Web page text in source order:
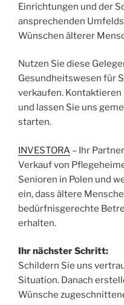
Einrichtungen und der
ansprechenden
Wünschen älterer
Nutzen Sie diese
Gesundheitswesen für
verkaufen. Kontaktieren
und lassen Sie uns
starten.
INVESTORA – Ihr
Verkauf von
Senioren in Polen und
ein, dass ältere
bedürfnisgerechte
erhalten.
Ihr nächster Schritt:
Schildern Sie uns
Situation. Danach
Wünsche